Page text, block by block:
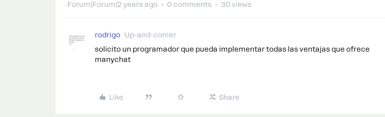
Forum|Forum|2 years ago 0 comments 30 views
rodrigo Up-and-comer
solicito un programador que pueda implementar todas las ventajas que ofrece
manychat
Like Share